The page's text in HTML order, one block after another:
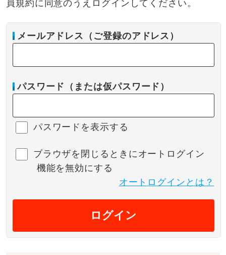
員規約に同意のうえログインしてください。
メールアドレス（ご登録のアドレス）
パスワード（または仮パスワード）
パスワードを表示する
ブラウザを閉じるときにオートログイン
機能を無効にする
オートログインとは？
ログイン